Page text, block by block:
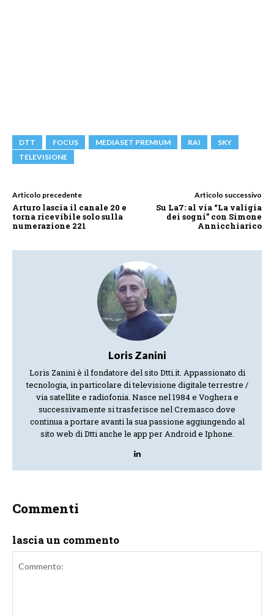
DTT FOCUS MEDIASET PREMIUM RAI
SKY
TELEVISIONE
Articolo precedente
Arturo lascia il canale 20 e
torna ricevibile solo sulla
numerazione 221
Articolo successivo
Su La7: al via “La valigia
dei sogni” con Simone
Annicchiarico
Loris Zanini
Loris Zanini è il fondatore del sito Dtti.it. Appassionato di
tecnologia, in particolare di televisione digitale terrestre /
via satellite e radiofonia. Nasce nel 1984 e Voghera e
successivamente si trasferisce nel Cremasco dove
continua a portare avanti la sua passione aggiungendo al
sito web di Dtti anche le app per Android e Iphone.
Commenti
lascia un commento